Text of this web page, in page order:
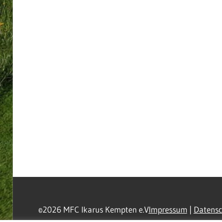
©2026 MFC Ikarus Kempten e.VImpressum |